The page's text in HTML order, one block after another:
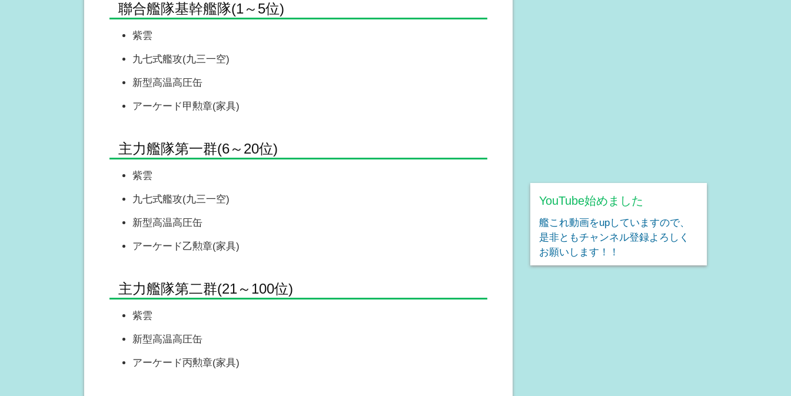
聯合艦隊基幹艦隊(1～5位)
紫雲
九七式艦攻(九三一空)
新型高温高圧缶
アーケード甲勲章(家具)
主力艦隊第一群(6～20位)
紫雲
九七式艦攻(九三一空)
新型高温高圧缶
アーケード乙勲章(家具)
主力艦隊第二群(21～100位)
紫雲
新型高温高圧缶
アーケード丙勲章(家具)
YouTube始めました
艦これ動画をupしていますので、
是非ともチャンネル登録よろしく
お願いします！！